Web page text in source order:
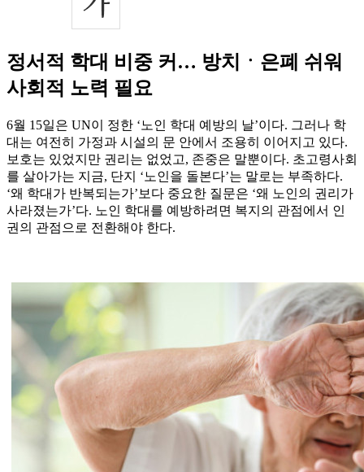
정서적 학대 비중 커… 방치ㆍ은폐 쉬워
사회적 노력 필요
6월 15일은 UN이 정한 ‘노인 학대 예방의 날’이다. 그러나 학
대는 여전히 가정과 시설의 문 안에서 조용히 이어지고 있다.
보호는 있었지만 권리는 없었고, 존중은 말뿐이다. 초고령사회
를 살아가는 지금, 단지 ‘노인을 돌본다’는 말로는 부족하다.
‘왜 학대가 반복되는가’보다 중요한 질문은 ‘왜 노인의 권리가
사라졌는가’다. 노인 학대를 예방하려면 복지의 관점에서 인
권의 관점으로 전환해야 한다.